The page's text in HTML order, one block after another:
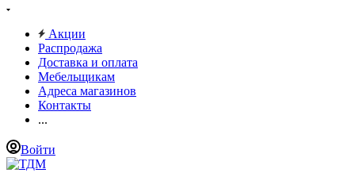
Акции
Распродажа
Доставка и оплата
Мебельщикам
Адреса магазинов
Контакты
...
Войти